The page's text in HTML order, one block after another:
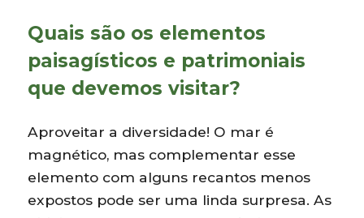
Quais são os elementos
paisagísticos e patrimoniais
que devemos visitar?
Aproveitar a diversidade! O mar é
magnético, mas complementar esse
elemento com alguns recantos menos
expostos pode ser uma linda surpresa. As